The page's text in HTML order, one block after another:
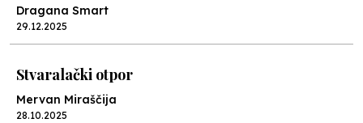
Dragana Smart
29.12.2025
Stvaralački otpor
Mervan Miraščija
28.10.2025